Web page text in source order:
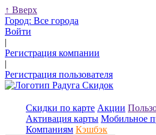
↑ Вверх
Город: Все города
Войти
|
Регистрация компании
|
Регистрация пользователя
Скидки по карте Акции
Активация карты Мобильное
Компаниям Кэшбэк